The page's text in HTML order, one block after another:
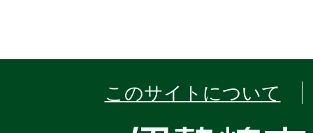
このサイトについて